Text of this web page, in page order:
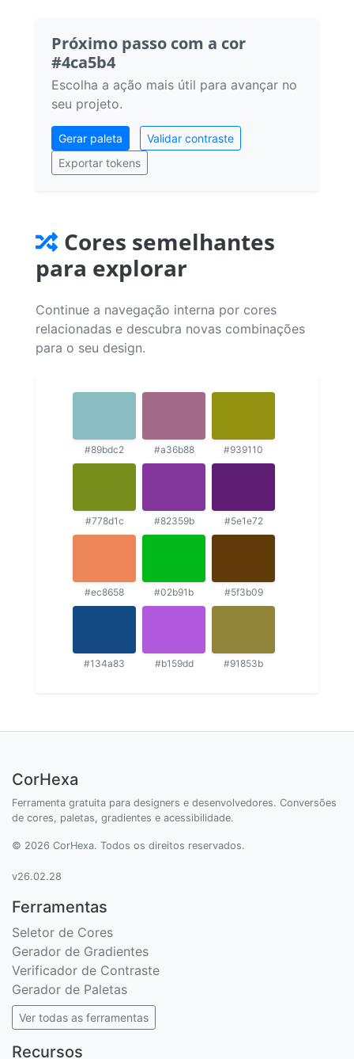
Próximo passo com a cor
#4ca5b4
Escolha a ação mais útil para avançar no
seu projeto.
Gerar paleta
Validar contraste
Exportar tokens
Cores semelhantes
para explorar
Continue a navegação interna por cores
relacionadas e descubra novas combinações
para o seu design.
#89bdc2 #a36b88 #939110
#778d1c #82359b #5e1e72
#ec8658 #02b91b #5f3b09
#134a83 #b159dd #91853b
CorHexa
Ferramenta gratuita para designers e desenvolvedores. Conversões
de cores, paletas, gradientes e acessibilidade.
© 2026 CorHexa. Todos os direitos reservados.
v26.02.28
Ferramentas
Seletor de Cores
Gerador de Gradientes
Verificador de Contraste
Gerador de Paletas
Ver todas as ferramentas
Recursos